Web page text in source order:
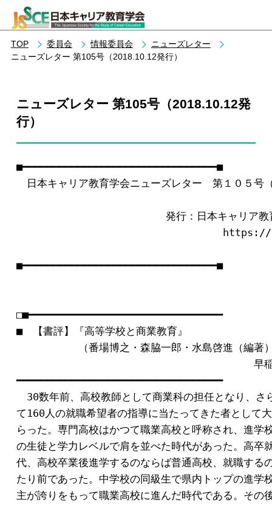
TOP 委員会 情報委員会
ニューズレター
ニューズレター 第105号（2018.10.12発行）
ニューズレター 第105号（2018.10.12発
行）
■━━━━━━━━━━━━━━━━━━━━━━━━━━━━━━━━■
日本キャリア教育学会ニューズレター　第１０５
発行：日本キャリア教育学会
https://
■━━━━━━━━━━━━━━━━━━━━━━━━━━━━━━━━■
□■━━━━━━━━━━━━━━━━━━━━━━━━━━━━━━━━
■　【書評】『高等学校と商業教育』
（番場博之・森脇一郎・水島啓進（編著）
早稲田大学　三
━━━━━━━━━━━━━━━━━━━━━━━━━━━━━━━━━━
30数年前、高校教師として商業科の担任となり、さ
て160人の就職希望者の指導に当たってきた者として
らった。専門高校はかつて職業高校と呼称され、進学
の生徒と学力レベルで肩を並べた時代があった。高卒
代、高校卒業後進学するのならば普通高校、就職する
たり前であった。中学校の同級生で県内トップの進学
主が誇りをもって職業高校に進んだ時代である。その